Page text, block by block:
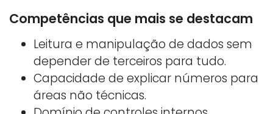
Competências que mais se destacam
Leitura e manipulação de dados sem
depender de terceiros para tudo.
Capacidade de explicar números para
áreas não técnicas.